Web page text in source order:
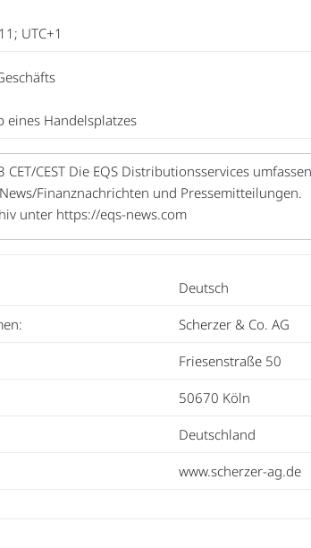
UTC+1
eines Handelsplatzes
CET/CEST Die EQS Distributionsservices
Finanznachrichten und Pressemitteilungen.
unter https://eqs-news.com
Deutsch
Scherzer & Co. AG
Friesenstraße 50
50670 Köln
Deutschland
www.scherzer-ag.de